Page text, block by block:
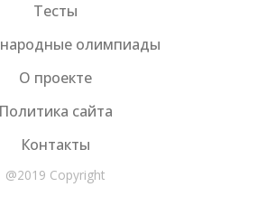
Тесты
олимпиады
О проекте
Политика сайта
Контакты
@2019 Copyright